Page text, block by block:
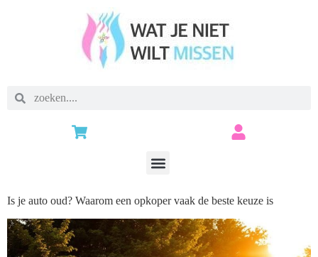
Is je auto oud? Waarom een opkoper vaak de beste keuze is